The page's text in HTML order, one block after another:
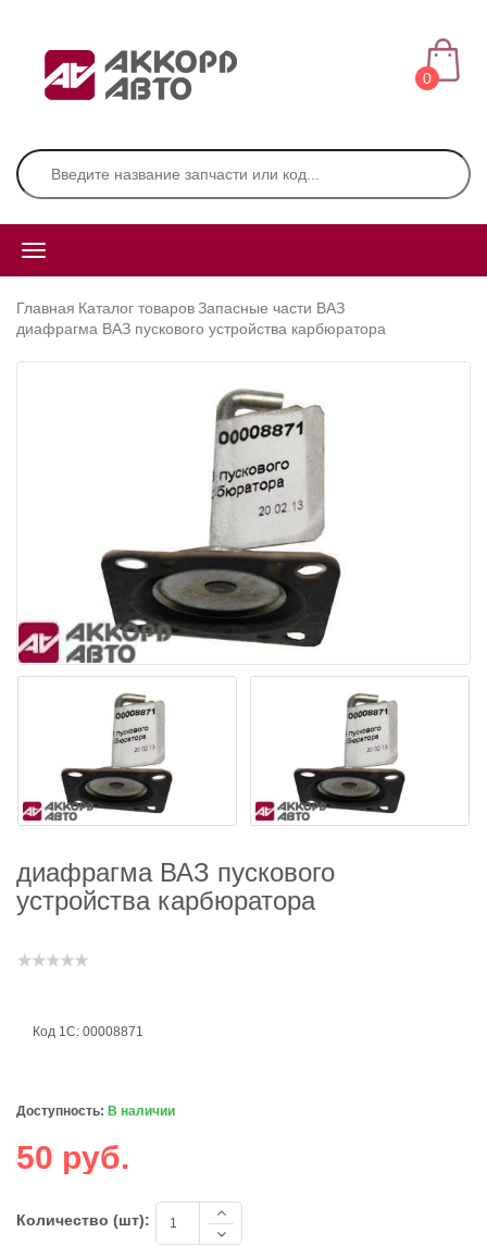
0
Главная Каталог товаровЗапасные части ВАЗ
диафрагма ВАЗ пускового устройства карбюратора
диафрагма ВАЗ пускового
устройства карбюратора
Код 1С: 00008871
Доступность: В наличии
50 руб.
Количество (шт):